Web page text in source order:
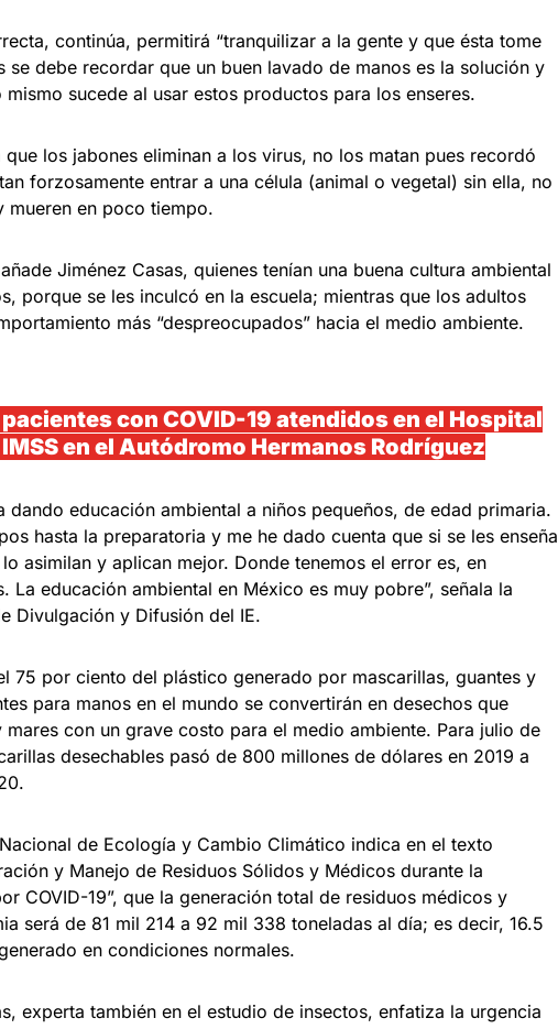
continúa, permitirá “tranquilizar a la gente y que ésta tome
se debe recordar que un buen lavado de manos es la solución y
mismo sucede al usar estos productos para los enseres.
los jabones eliminan a los virus, no los matan pues recordó
forzosamente entrar a una célula (animal o vegetal) sin ella, no
mueren en poco tiempo.
Jiménez Casas, quienes tenían una buena cultura ambiental
porque se les inculcó en la escuela; mientras que los adultos
más “despreocupados” hacia el medio ambiente.
con COVID-19 atendidos en el Hospital
en el Autódromo Hermanos Rodríguez
dando educación ambiental a niños pequeños, de edad primaria.
hasta la preparatoria y me he dado cuenta que si se les enseña
asimilan y aplican mejor. Donde tenemos el error es, en
La educación ambiental en México es muy pobre”, señala la
Divulgación y Difusión del IE.
75 por ciento del plástico generado por mascarillas, guantes y
para manos en el mundo se convertirán en desechos que
con un grave costo para el medio ambiente. Para julio de
desechables pasó de 800 millones de dólares en 2019 a
de Ecología y Cambio Climático indica en el texto
y Manejo de Residuos Sólidos y Médicos durante la
COVID-19”, que la generación total de residuos médicos y
será de 81 mil 214 a 92 mil 338 toneladas al día; es decir, 16.5
en condiciones normales.
experta también en el estudio de insectos, enfatiza la urgencia